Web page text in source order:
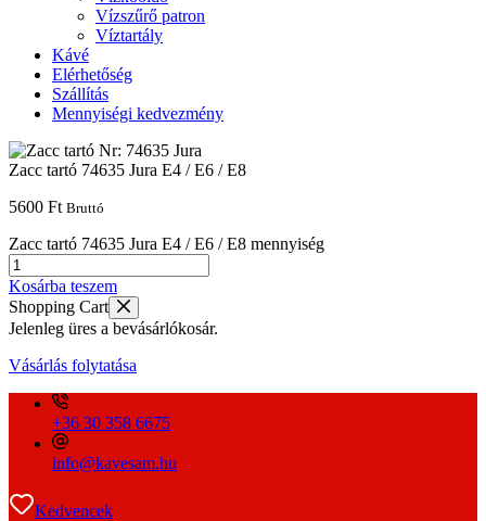
Vízszűrő patron
Víztartály
Kávé
Elérhetőség
Szállítás
Mennyiségi kedvezmény
Zacc tartó 74635 Jura E4 / E6 / E8
5600 Ft Bruttó
Zacc tartó 74635 Jura E4 / E6 / E8 mennyiség
Kosárba teszem
Shopping Cart
Jelenleg üres a bevásárlókosár.
Vásárlás folytatása
+36 30 358 6675
info@kavesam.hu
Kedvencek